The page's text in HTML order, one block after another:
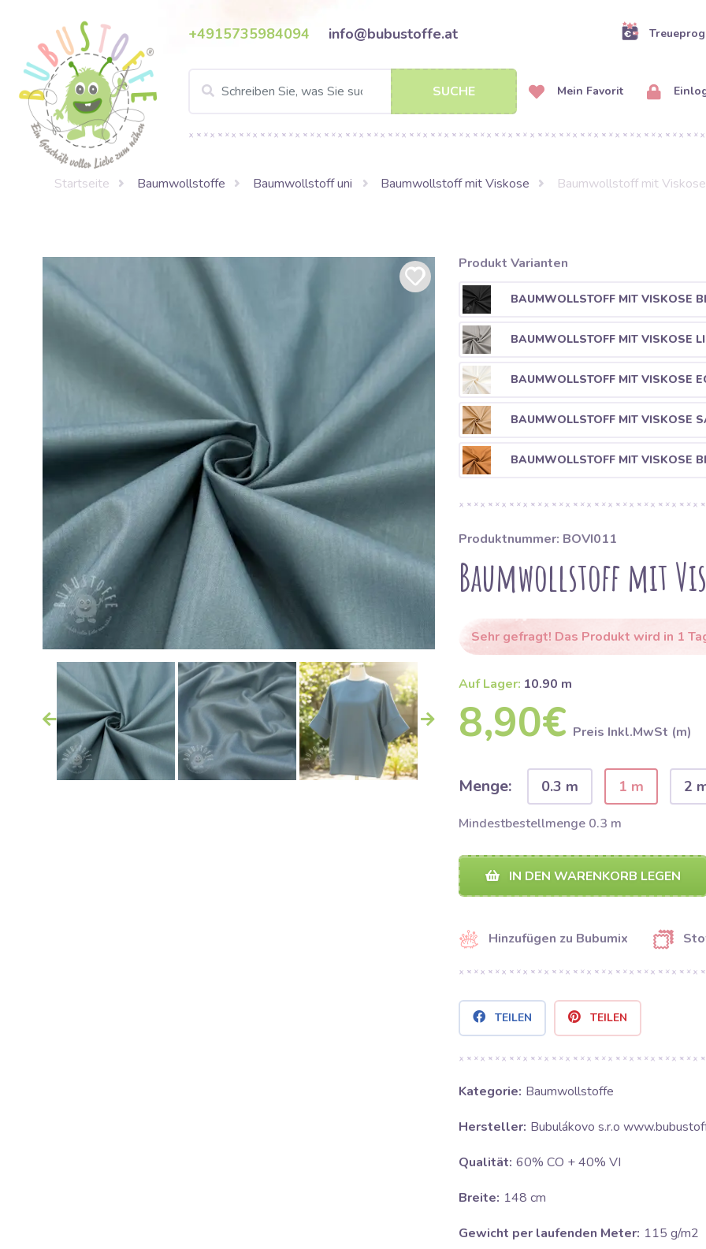
+4915735984094 info@bubustoffe.at
SUCHE Mein Favorit
Startseite Baumwollstoffe Baumwollstoff uni Baumwollstoff mit Viskose Baumwollstoff mit
Produkt Varianten
BAUMWOLLSTOFF MIT VISKOSE
BAUMWOLLSTOFF MIT VISKOSE
BAUMWOLLSTOFF MIT VISKOSE
BAUMWOLLSTOFF MIT VISKOSE
BAUMWOLLSTOFF MIT VISKOSE
Produktnummer: BOVI011
Baumwollstoff mit
Sehr gefragt! Das Produkt wird in 1
Auf Lager: 10.90 m
8,90€ Preis Inkl.MwSt (m)
Menge: 0.3 m 1 m 2
Mindestbestellmenge 0.3 m
IN DEN WARENKORB LEGEN
Hinzufügen zu Bubumix
TEILEN TEILEN
Kategorie: Baumwollstoffe
Hersteller: Bubulákovo s.r.o
Qualität: 60% CO + 40% VI
Breite: 148 cm
Gewicht per laufenden Meter: 115 g/m2